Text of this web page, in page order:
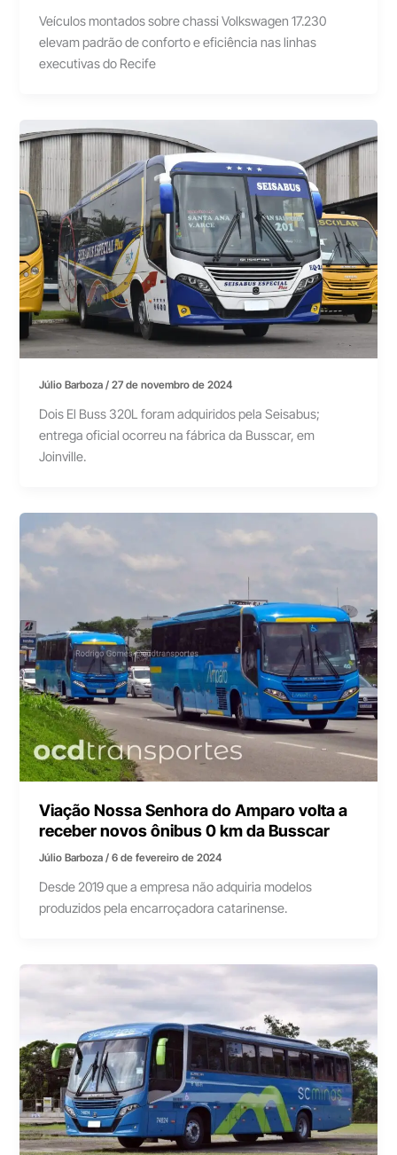
Veículos montados sobre chassi Volkswagen 17.230
elevam padrão de conforto e eficiência nas linhas
executivas do Recife
Júlio Barboza/27 de novembro de 2024
Dois El Buss 320L foram adquiridos pela Seisabus;
entrega oficial ocorreu na fábrica da Busscar, em
Joinville.
Viação Nossa Senhora do Amparo volta a
receber novos ônibus 0 km da Busscar
Júlio Barboza/6 de fevereiro de 2024
Desde 2019 que a empresa não adquiria modelos
produzidos pela encarroçadora catarinense.